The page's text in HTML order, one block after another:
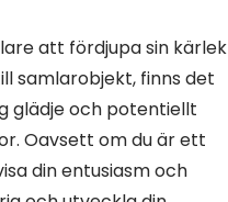
att fördjupa sin kärlek
samlarobjekt, finns det
glädje och potentiellt
Oavsett om du är ett
din entusiasm och